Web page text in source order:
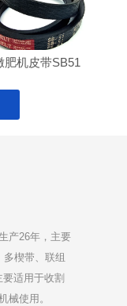
肥机皮带SB51
产26年，主要
楔带、联组
适用于收割
械使用。